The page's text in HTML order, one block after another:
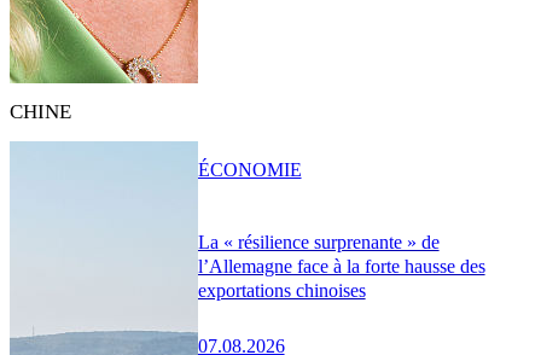
CHINE
La « résilience surprenante » de
l’Allemagne face à la forte hausse des
exportations chinoises
07.08.2026
ÉCONOMIE